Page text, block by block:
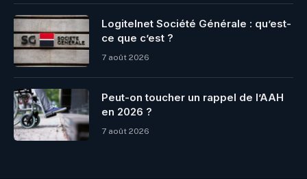
Logitelnet Société Générale : qu’est-
ce que c’est ?
7 août 2026
Peut-on toucher un rappel de l’AAH
en 2026 ?
7 août 2026